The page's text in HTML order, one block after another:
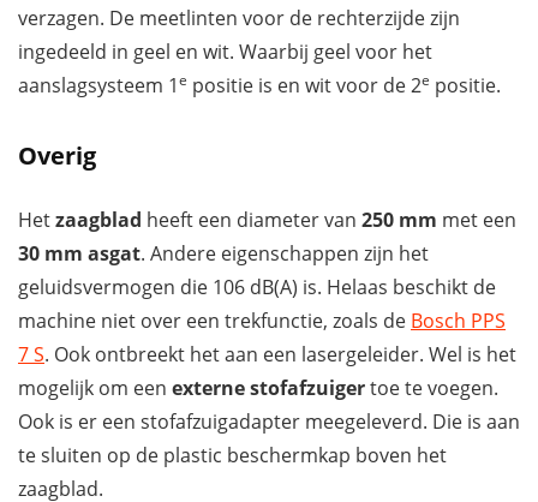
verzagen. De meetlinten voor de rechterzijde zijn
ingedeeld in geel en wit. Waarbij geel voor het
aanslagsysteem 1e positie is en wit voor de 2e positie.
Overig
Hetzaagblad heeft een diameter van 250 mm met een
30 mm asgat. Andere eigenschappen zijn het
geluidsvermogen die 106 dB(A) is. Helaas beschikt de
machine niet over een trekfunctie, zoals de Bosch PPS
7 S. Ook ontbreekt het aan een lasergeleider. Wel is het
mogelijk om een externe stofafzuigertoe te voegen.
Ook is er een stofafzuigadapter meegeleverd. Die is aan
te sluiten op de plastic beschermkap boven het
zaagblad.